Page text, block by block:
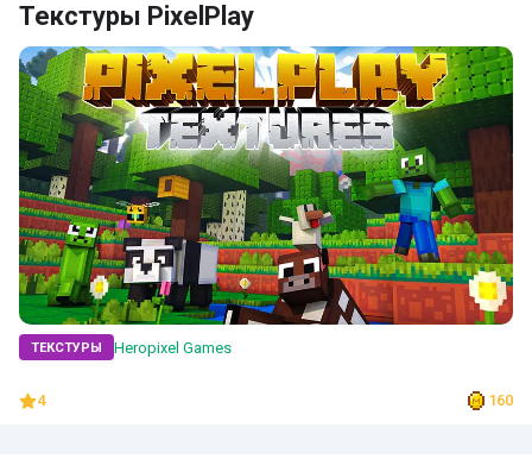
Текстуры PixelPlay
ТЕКСТУРЫ Heropixel Games
4 160